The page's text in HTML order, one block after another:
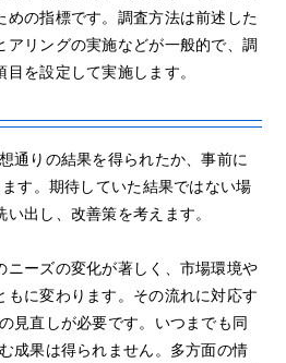
めの指標です。調査方法は前述した
アリングの実施などが一般的で、調
を設定して実施します。
通りの結果を得られたか、事前に
す。期待していた結果ではない場
出し、改善策を考えます。
ニーズの変化が著しく、市場環境や
もに変わります。その流れに対応す
見直しが必要です。いつまでも同
成果は得られません。多方面の情